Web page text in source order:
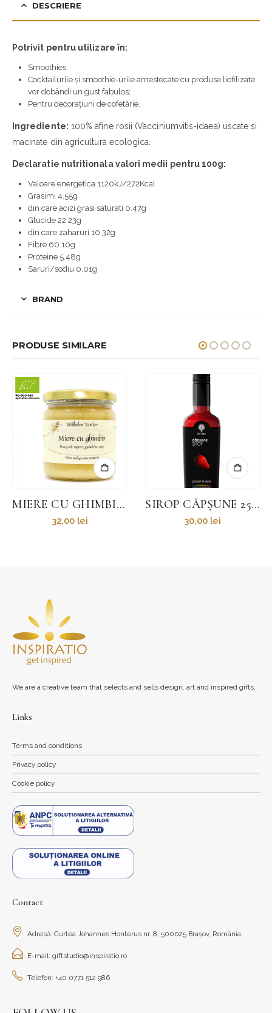
DESCRIERE
Potrivit pentru utilizare în:
Smoothies;
Cocktailurile și smoothie-urile amestecate cu produse liofilizate
vor dobândi un gust fabulos;
Pentru decorațiuni de cofetărie.
Ingrediente: 100% afine rosii (Vacciniumvitis-idaea) uscate si
macinate din agricultura ecologica.
Declaratie nutritionala valori medii pentru 100g:
Valoare energetica 1120kJ/272Kcal
Grasimi 4.55g
din care acizi grasi saturati 0.47g
Glucide 22.23g
din care zaharuri 10.32g
Fibre 60.10g
Proteine 5.48g
Saruri/sodiu 0.01g
BRAND
PRODUSE SIMILARE
SIROP CĂPȘUNE 250 ML
30,00lei
SIROP ARONIA 250 ML
30,00lei
We are a creative team that selects and sells design, art and inspired gifts.
Links
Terms and conditions
Privacy policy
Cookie policy
Contact
Adresă: Curtea Johannes Honterus nr. 8, 500025 Brașov, România
E-mail: giftstudio@inspiratio.ro
Telefon: +40 0771 512 986